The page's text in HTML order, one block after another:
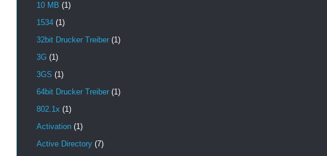
10 MB (1)
1534 (1)
32bit Drucker Treiber (1)
3G (1)
3GS (1)
64bit Drucker Treiber (1)
802.1x (1)
Activation (1)
Active Directory (7)